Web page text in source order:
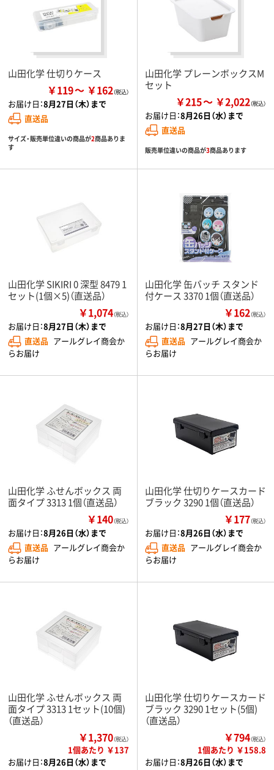
山田化学 仕切りケース
￥119 ￥162
お届け日：8月27日（木）まで
直送品
サイズ・販売単位違いの商品が2商品ありま
す
山田化学 プレーンボックスM
セット
￥215 ￥2,022
お届け日：8月26日（水）まで
直送品
販売単位違いの商品が3商品あります
山田化学 SIKIRI 0 深型 8479 1
セット(1個×5)（直送品）
￥1,074（税込）
お届け日：8月27日（木）まで
直送品 アールグレイ商会か
らお届け
山田化学 缶バッチ スタンド
付ケース 3370 1個（直送品）
￥162（税込）
お届け日：8月27日（木）まで
直送品 アールグレイ商会か
らお届け
山田化学 ふせんボックス 両
面タイプ 3313 1個（直送品）
￥140（税込）
お届け日：8月26日（水）まで
直送品 アールグレイ商会か
らお届け
山田化学 仕切りケースカード
ブラック 3290 1個（直送品）
￥177（税込）
お届け日：8月26日（水）まで
直送品 アールグレイ商会か
らお届け
山田化学 ふせんボックス 両
面タイプ 3313 1セット(10個)
（直送品）
￥1,370（税込）
1個あたり ￥137
お届け日：8月26日（水）まで
山田化学 仕切りケースカード
ブラック 3290 1セット(5個)
（直送品）
￥794（税込）
1個あたり ￥158.8
お届け日：8月26日（水）まで